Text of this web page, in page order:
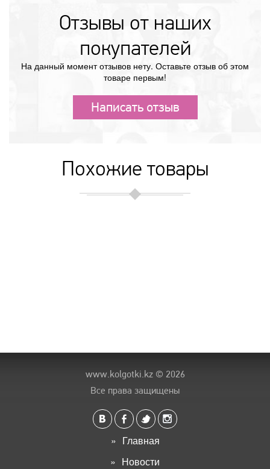
Отзывы от наших
покупателей
На данный момент отзывов нету. Оставьте отзыв об этом
товаре первым!
Написать отзыв
Похожие товары
www.kolgotki.kz© 2026
Все права защищены
Главная
Новости